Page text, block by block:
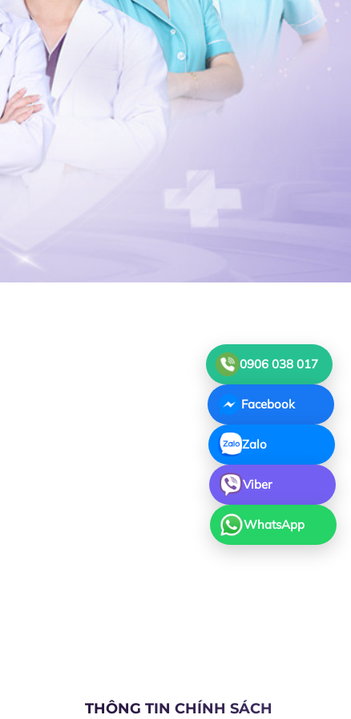
THÔNG TIN CHÍNH SÁCH
0906 038 017
Facebook
Zalo
Viber
WhatsApp